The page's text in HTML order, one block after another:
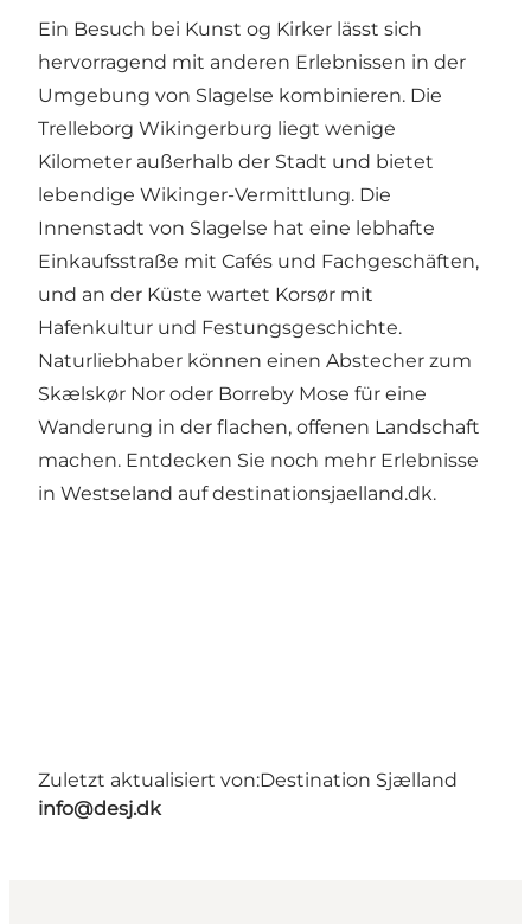
Ein Besuch bei Kunst og Kirker lässt sich
hervorragend mit anderen Erlebnissen in der
Umgebung von Slagelse kombinieren. Die
Trelleborg Wikingerburg liegt wenige
Kilometer außerhalb der Stadt und bietet
lebendige Wikinger-Vermittlung. Die
Innenstadt von Slagelse hat eine lebhafte
Einkaufsstraße mit Cafés und Fachgeschäften,
und an der Küste wartet Korsør mit
Hafenkultur und Festungsgeschichte.
Naturliebhaber können einen Abstecher zum
Skælskør Nor oder Borreby Mose für eine
Wanderung in der flachen, offenen Landschaft
machen. Entdecken Sie noch mehr Erlebnisse
in Westseland aufdestinationsjaelland.dk.
Zuletzt aktualisiert von:Destination Sjælland
info@desj.dk